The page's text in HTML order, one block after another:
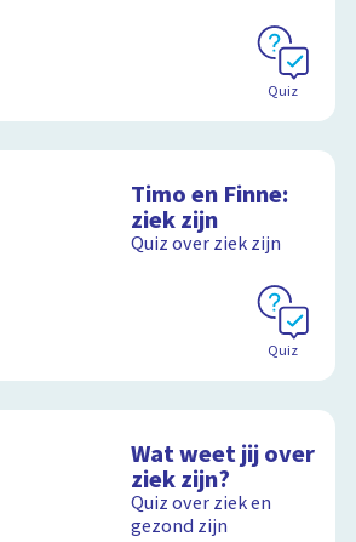
Quiz
Timo en Finne:
ziek zijn
Quiz over ziek zijn
Quiz
Wat weet jij over
ziek zijn?
Quiz over ziek en
gezond zijn